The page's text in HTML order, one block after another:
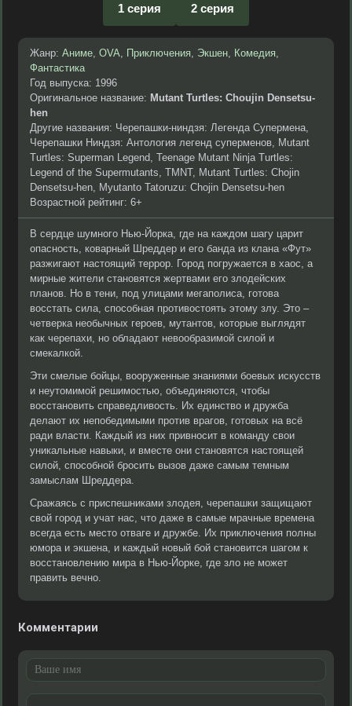
1 серия 2 серия
Жанр: Аниме, OVA, Приключения, Экшен, Комедия,
Фантастика
Год выпуска: 1996
Оригинальное название: Mutant Turtles: Choujin Densetsu-
hen
Другие названия: Черепашки-ниндзя: Легенда Супермена,
Черепашки Ниндзя: Антология легенд суперменов, Mutant
Turtles: Superman Legend, Teenage Mutant Ninja Turtles:
Legend of the Supermutants, TMNT, Mutant Turtles: Chojin
Densetsu-hen, Myutanto Tatoruzu: Chojin Densetsu-hen
Возрастной рейтинг: 6+
В сердце шумного Нью-Йорка, где на каждом шагу царит
опасность, коварный Шреддер и его банда из клана «Фут»
разжигают настоящий террор. Город погружается в хаос, а
мирные жители становятся жертвами его злодейских
планов. Но в тени, под улицами мегаполиса, готова
восстать сила, способная противостоять этому злу. Это –
четверка необычных героев, мутантов, которые выглядят
как черепахи, но обладают невообразимой силой и
смекалкой.
Эти смелые бойцы, вооруженные знаниями боевых искусств
и неутомимой решимостью, объединяются, чтобы
восстановить справедливость. Их единство и дружба
делают их непобедимыми против врагов, готовых на всё
ради власти. Каждый из них привносит в команду свои
уникальные навыки, и вместе они становятся настоящей
силой, способной бросить вызов даже самым темным
замыслам Шреддера.
Сражаясь с приспешниками злодея, черепашки защищают
свой город и учат нас, что даже в самые мрачные времена
всегда есть место отваге и дружбе. Их приключения полны
юмора и экшена, и каждый новый бой становится шагом к
восстановлению мира в Нью-Йорке, где зло не может
править вечно.
Комментарии